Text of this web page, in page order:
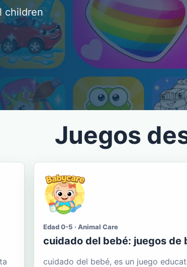
children
Juegos
Edad 0-5 · Animal Care
cuidado del bebé: juegos de
cuidado del bebé, es un juego